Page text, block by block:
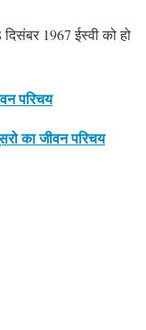
1967 ईस्वी को हो
परिचय
का जीवन परिचय